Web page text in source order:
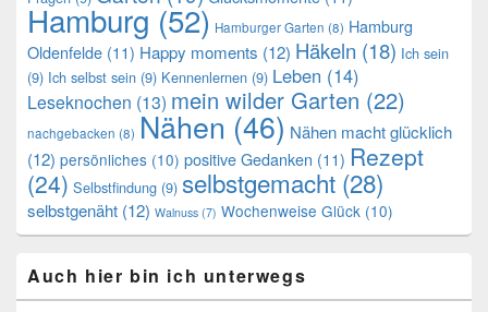
Hamburg (52) Hamburger Garten (8) Hamburg
Oldenfelde (11) Happy moments (12) Häkeln (18) Ich sein
(9) Ich selbst sein (9) Kennenlernen (9) Leben (14)
Leseknochen (13) mein wilder Garten (22)
nachgebacken (8) Nähen (46) Nähen macht glücklich
(12) persönliches (10) positive Gedanken (11) Rezept
(24) Selbstfindung (9) selbstgemacht (28)
selbstgenäht (12) Walnuss (7) Wochenweise Glück (10)
Auch hier bin ich unterwegs